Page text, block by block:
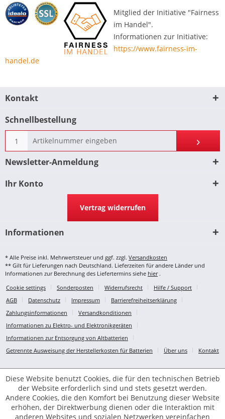
Mitglied der Initiative "Fairness
im Handel".
Informationen zur Initiative:
https://www.fairness-im-
handel.de
Kontakt
Schnellbestellung
Newsletter-Anmeldung
Ihr Konto
Vertrag widerrufen
Informationen
* Alle Preise inkl. Mehrwertsteuer und ggf. zzgl. Versandkosten
** Gilt für Lieferungen nach Deutschland. Lieferzeiten für andere Länder und
Informationen zur Berechnung des Liefertermins siehe hier.
Cookie settings
Sonderposten Widerrufsrecht
Hilfe / Support
AGB
Datenschutz Impressum
Barrierefreiheitserklärung
Zahlungsinformationen
Versandkonditionen
Informationen zu Elektro- und Elektronikgeräten
Informationen zur Entsorgung von Altbatterien
Getrennte Ausweisung der Herstellerkosten für Batterien
Über uns Kontakt
Diese Website benutzt Cookies, die für den technischen Betrieb
der Website erforderlich sind und stets gesetzt werden.
Andere Cookies, die den Komfort bei Benutzung dieser Website
erhöhen, der Direktwerbung dienen oder die Interaktion mit
anderen Websites und sozialen Netzwerken vereinfachen